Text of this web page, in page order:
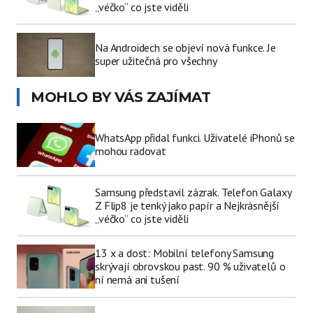
„véčko“ co jste viděli
Na Androidech se objeví nová funkce. Je
super užitečná pro všechny
MOHLO BY VÁS ZAJÍMAT
WhatsApp přidal funkci. Uživatelé iPhonů se
mohou radovat
Samsung představil zázrak. Telefon Galaxy
Z Flip8 je tenký jako papír a Nejkrásnější
„véčko“ co jste viděli
13 x a dost: Mobilní telefony Samsung
skrývají obrovskou past. 90 % uživatelů o
ní nemá ani tušení